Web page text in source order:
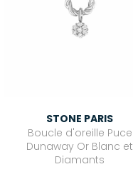
STONE PARIS
Boucle d'oreille Puce
Dunaway Or Blanc et
Diamants